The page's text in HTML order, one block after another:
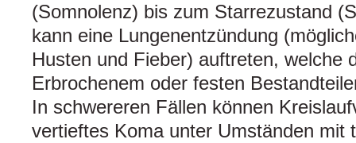
(Somnolenz) bis zum Starrezustand
kann eine Lungenentzündung
Husten und Fieber) auftreten, welche
Erbrochenem oder festen
In schwereren Fällen können
vertieftes Koma unter Umständen mit